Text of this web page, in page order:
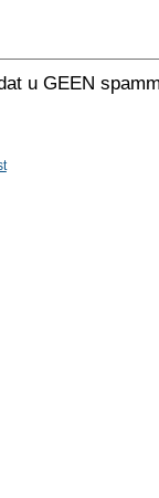
u GEEN